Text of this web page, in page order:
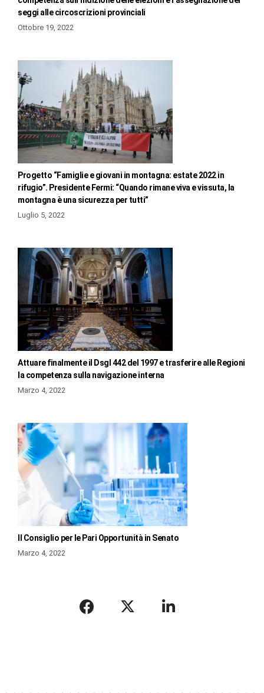
seggi alle circoscrizioni provinciali
Ottobre 19, 2022
Progetto “Famiglie e giovani in montagna: estate 2022 in
rifugio”. Presidente Fermi: “Quando rimane viva e vissuta, la
montagna è una sicurezza per tutti”
Luglio 5, 2022
Attuare finalmente il Dsgl 442 del 1997 e trasferire alle Regioni
la competenza sulla navigazione interna
Marzo 4, 2022
Il Consiglio per le Pari Opportunità in Senato
Marzo 4, 2022